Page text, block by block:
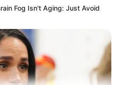
Fo​g Isn't Aging: Just Avoid